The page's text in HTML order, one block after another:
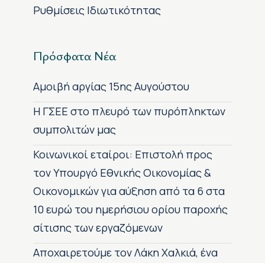
Ρυθμίσεις Ιδιωτικότητας
Πρόσφατα Νέα
Αμοιβή αργίας 15ης Αυγούστου
H ΓΣΕΕ στο πλευρό των πυρόπληκτων
συμπολιτών μας
Κοινωνικοί εταίροι: Επιστολή προς
τον Υπουργό Εθνικής Οικονομίας &
Οικονομικών για αύξηση από τα 6 στα
10 ευρώ του ημερήσιου ορίου παροχής
σίτισης των εργαζόμενων
Αποχαιρετούμε τον Λάκη Χαλκιά, ένα